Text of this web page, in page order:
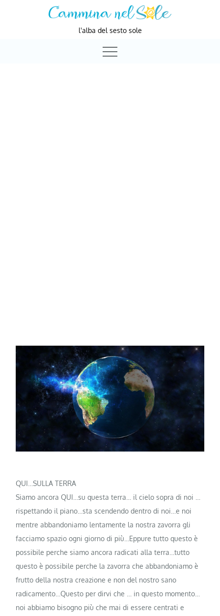
l'alba del sesto sole
QUI…SULLA TERRA
Siamo ancora QUI…su questa terra… il cielo sopra di noi …
rispettando il piano…sta scendendo dentro di noi…e noi
mentre abbandoniamo lentamente la nostra zavorra gli
facciamo spazio ogni giorno di più…Eppure tutto questo è
possibile perche siamo ancora radicati alla terra…tutto
questo è possibile perche la zavorra che abbandoniamo è
frutto della nostra creazione e non del nostro sano
radicamento…Questo per dirvi che … in questo momento…
noi abbiamo bisogno piùche mai di essere centrati e